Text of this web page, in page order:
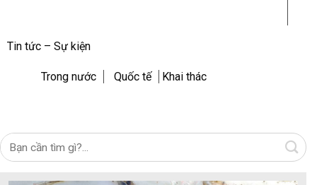
Tin tức – Sự kiện
Trong nước Quốc tế Khai thác